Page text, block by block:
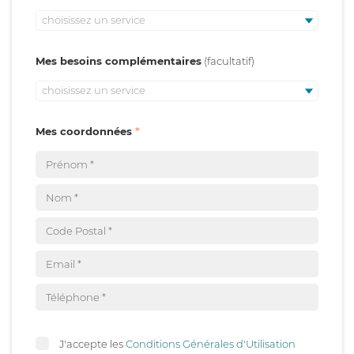
choisissez un service
Mes besoins complémentaires
choisissez un service
Mes coordonnées
J'accepte lesConditions Générales d'Utilisation